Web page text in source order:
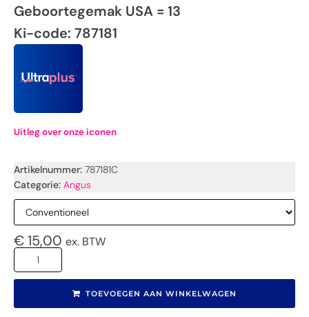
Geboortegemak USA = 13
Ki-code: 787181
Uitleg over onze iconen
Artikelnummer: 787181C
Categorie: Angus
€15,00 ex. BTW
TOEVOEGEN AAN WINKELWAGEN